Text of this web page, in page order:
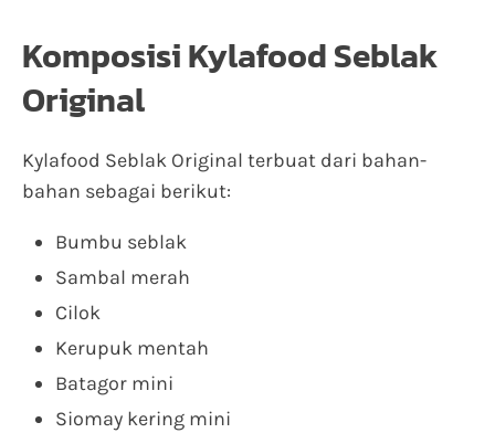
Komposisi Kylafood Seblak
Original
Kylafood Seblak Original terbuat dari bahan-
bahan sebagai berikut:
Bumbu seblak
Sambal merah
Cilok
Kerupuk mentah
Batagor mini
Siomay kering mini